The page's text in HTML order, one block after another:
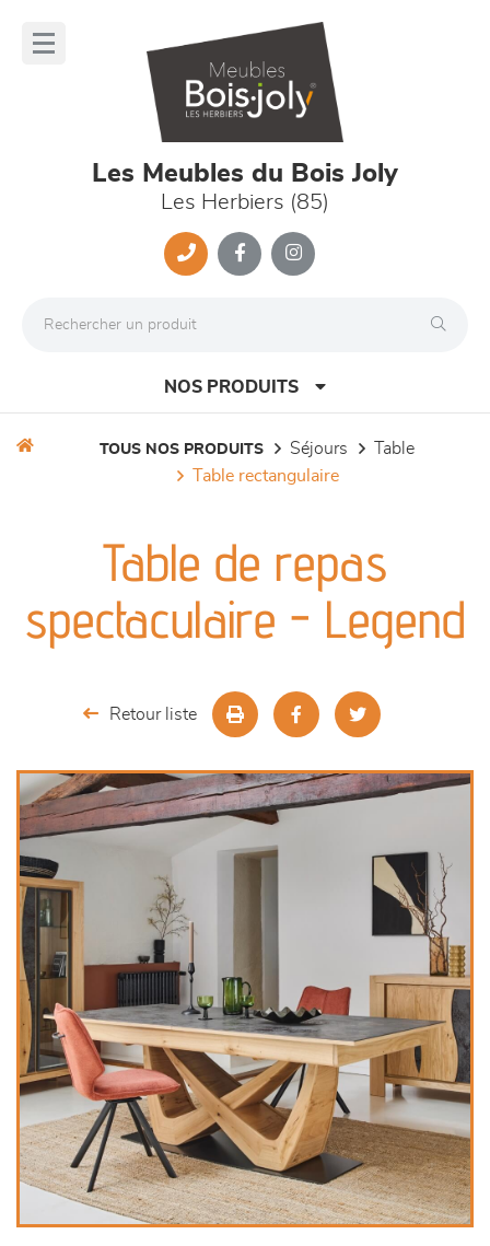
Les Meubles du Bois Joly
Les Herbiers (85)
NOS PRODUITS
meubles de complément
décoration
TOUS NOS PRODUITS séjours
table
table rectangulaire
Table de repas
spectaculaire - Legend
Retour liste